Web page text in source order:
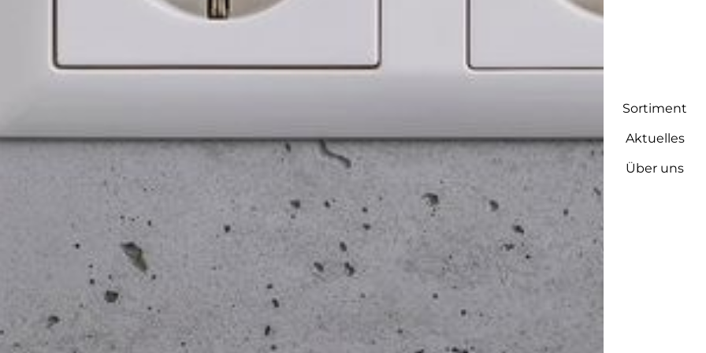
Sortiment
Aktuelles
Über uns